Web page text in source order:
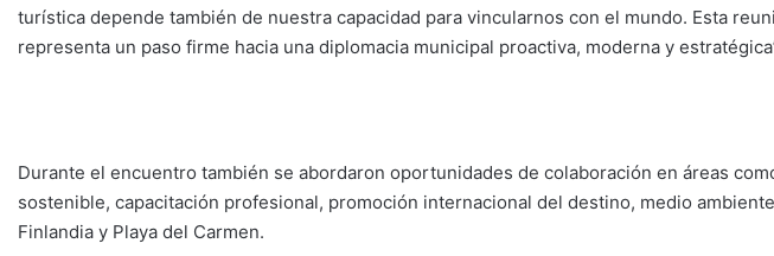
turística depende también de nuestra capacidad para vincularnos con el mundo. Esta
representa un paso firme hacia una diplomacia municipal proactiva, moderna y
Durante el encuentro también se abordaron oportunidades de colaboración en áreas
sostenible, capacitación profesional, promoción internacional del destino, medio
Finlandia y Playa del Carmen.